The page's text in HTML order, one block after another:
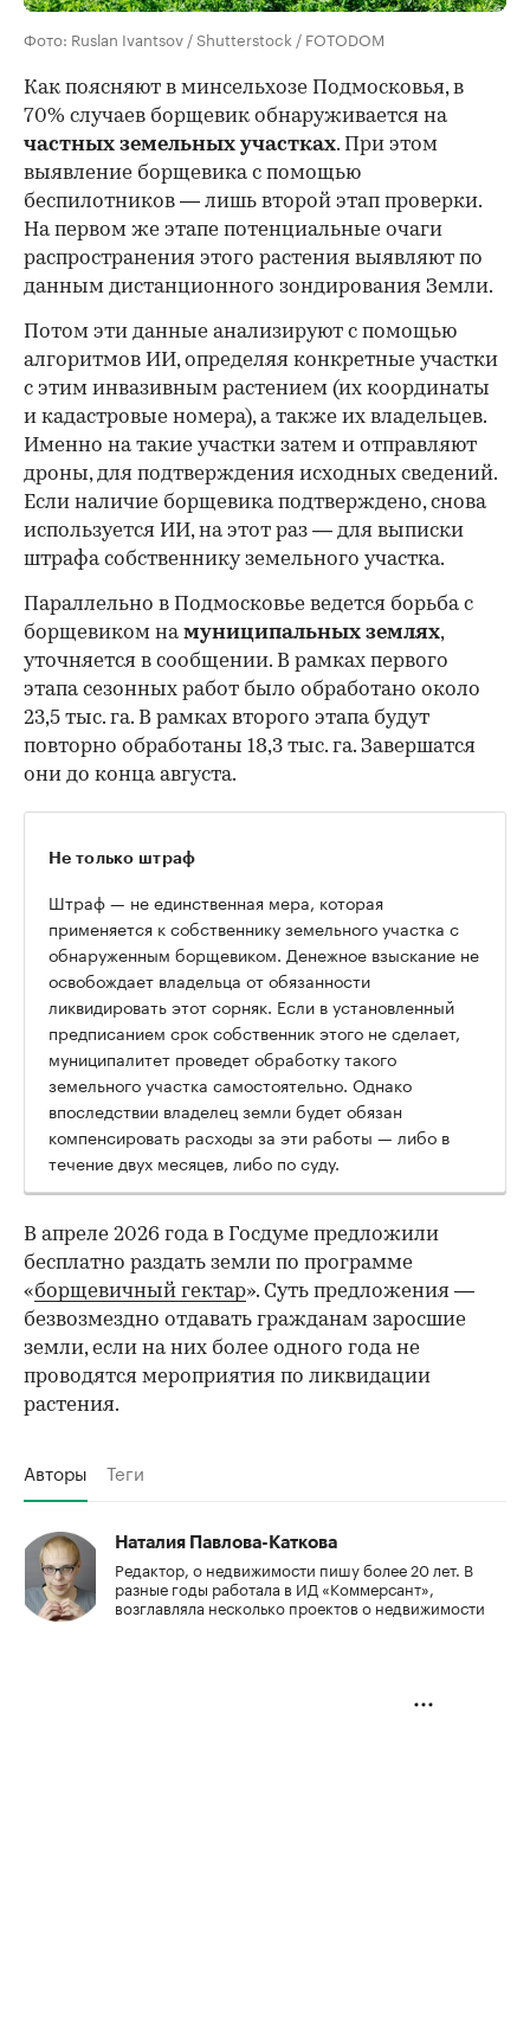
Фото: Ruslan Ivantsov / Shutterstock / FOTODOM
Как поясняют в минсельхозе Подмосковья, в
70% случаев борщевик обнаруживается на
частных земельных участках. При этом
выявление борщевика с помощью
беспилотников — лишь второй этап проверки.
На первом же этапе потенциальные очаги
распространения этого растения выявляют по
данным дистанционного зондирования Земли.
Потом эти данные анализируют с помощью
алгоритмов ИИ, определяя конкретные участки
с этим инвазивным растением (их координаты
и кадастровые номера), а также их владельцев.
Именно на такие участки затем и отправляют
дроны, для подтверждения исходных сведений.
Если наличие борщевика подтверждено, снова
используется ИИ, на этот раз — для выписки
штрафа собственнику земельного участка.
Параллельно в Подмосковье ведется борьба с
борщевиком намуниципальных землях,
уточняется в сообщении. В рамках первого
этапа сезонных работ было обработано около
23,5 тыс. га. В рамках второго этапа будут
повторно обработаны 18,3 тыс. га. Завершатся
они до конца августа.
Не только штраф
Штраф — не единственная мера, которая
применяется к собственнику земельного участка с
обнаруженным борщевиком. Денежное взыскание не
освобождает владельца от обязанности
ликвидировать этот сорняк. Если в установленный
предписанием срок собственник этого не сделает,
муниципалитет проведет обработку такого
земельного участка самостоятельно. Однако
впоследствии владелец земли будет обязан
компенсировать расходы за эти работы — либо в
течение двух месяцев, либо по суду.
В апреле 2026 года в Госдуме предложили
бесплатно раздать земли по программе
«борщевичный гектар». Суть предложения —
безвозмездно отдавать гражданам заросшие
земли, если на них более одного года не
проводятся мероприятия по ликвидации
растения.
Авторы Теги
Наталия Павлова-Каткова
Редактор, о недвижимости пишу более 20 лет. В
разные годы работала в ИД «Коммерсант»,
возглавляла несколько проектов о недвижимости